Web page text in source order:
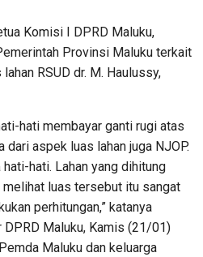
Komisi I DPRD Maluku,
Provinsi Maluku terkait
RSUD dr. M. Haulussy,
hati membayar ganti rugi atas
dari aspek luas lahan juga NJOP.
hati. Lahan yang dihitung
melihat luas tersebut itu sangat
perhitungan,” katanya
DPRD Maluku, Kamis (21/01)
Maluku dan keluarga